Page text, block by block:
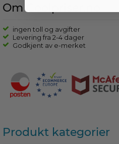
Om Coolpriser.no
ingen toll og avgifter
Levering fra 2-4 dager
Godkjent av e-merket
Produkt kategorier